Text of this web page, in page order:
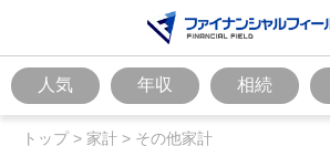
人気 年収 相続
トップ> 家計 > その他家計